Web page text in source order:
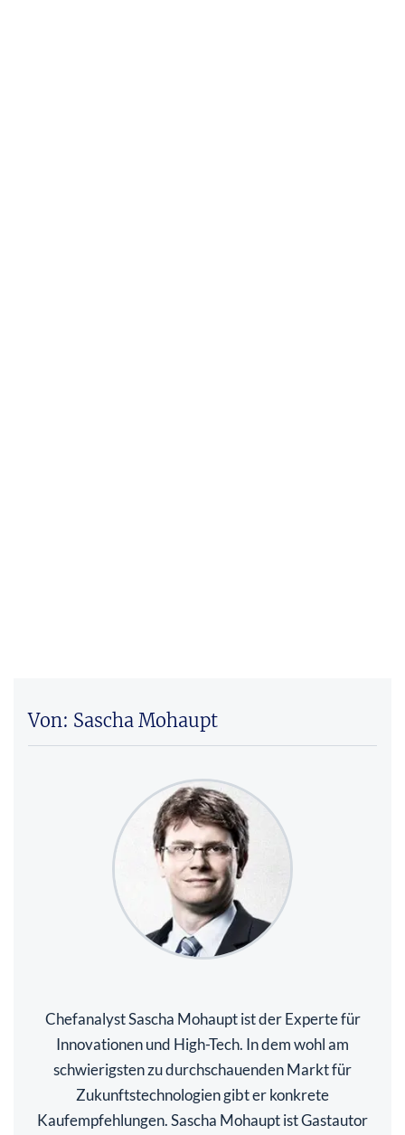
Von: Sascha Mohaupt
Chefanalyst Sascha Mohaupt ist der Experte für
Innovationen und High-Tech. In dem wohl am
schwierigsten zu durchschauenden Markt für
Zukunftstechnologien gibt er konkrete
Kaufempfehlungen. Sascha Mohaupt ist Gastautor